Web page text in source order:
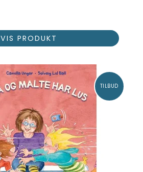
VIS PRODUKT
TILBUD